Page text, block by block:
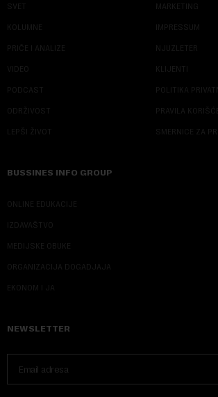
SVET
KOLUMNE
PRIČE I ANALIZE
VIDEO
PODCAST
ODRŽIVOST
LEPŠI ŽIVOT
MARKETING
IMPRESSUM
NJUZLETER
KLIJENTI
POLITIKA
PRAVILA
SMERNICE ZA
BUSSINES INFO GROUP
ONLINE EDUKACIJE
IZDAVAŠTVO
MEDIJSKE OBUKE
ORGANIZACIJA DOGADJAJA
EKONOM I JA
NEWSLETTER